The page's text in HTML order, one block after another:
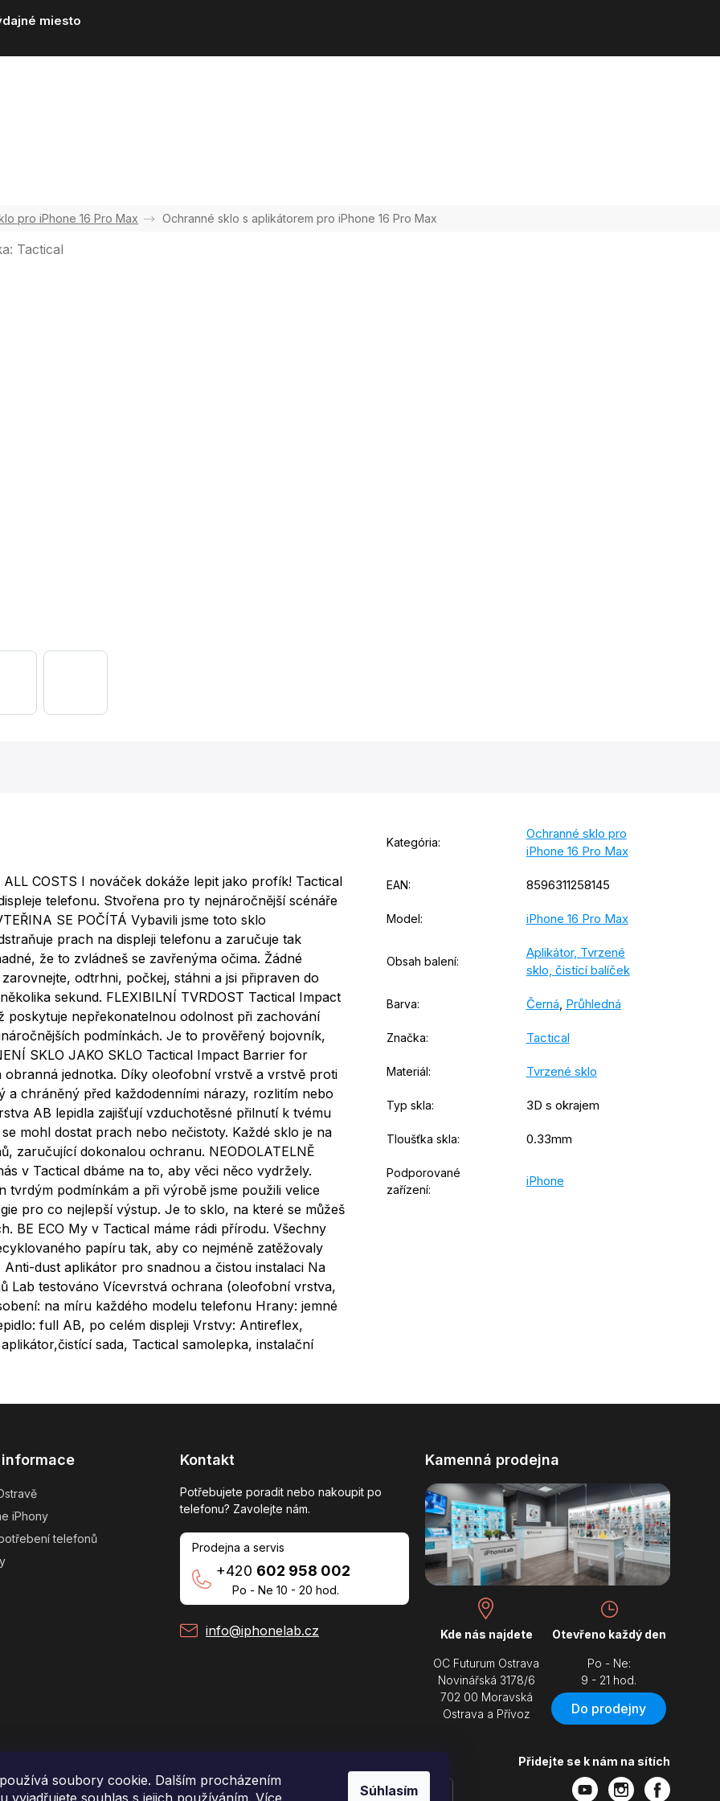
soubory cookie. Dalším procházením
vyjadřujete souhlas s jejich používáním. Více
Súhlasím
miesto
pro iPhone 16 Pro Max Ochranné sklo s aplikátorem pro iPhone 16 Pro Max
Tactical
ALL COSTS I nováček dokáže lepit jako profík! Tactical
telefonu. Stvořena pro ty nejnáročnější scénáře
SE POČÍTÁ Vybavili jsme toto sklo
prach na displeji telefonu a zaručuje tak
že to zvládneš se zavřenýma očima. Žádné
odtrhni, počkej, stáhni a jsi připraven do
sekund. FLEXIBILNÍ TVRDOST Tactical Impact
nepřekonatelnou odolnost při zachování
podmínkách. Je to prověřený bojovník,
SKLO JAKO SKLO Tactical Impact Barrier for
jednotka. Díky oleofobní vrstvě a vrstvě proti
a chráněný před každodenními nárazy, rozlitím nebo
AB lepidla zajišťují vzduchotěsné přilnutí k tvému
mohl dostat prach nebo nečistoty. Každé sklo je na
zaručující dokonalou ochranu. NEODOLATELNĚ
v Tactical dbáme na to, aby věci něco vydržely.
podmínkám a při výrobě jsme použili velice
pro co nejlepší výstup. Je to sklo, na které se můžeš
BE ECO My v Tactical máme rádi přírodu. Všechny
papíru tak, aby co nejméně zatěžovaly
dust aplikátor pro snadnou a čistou instalaci Na
Lab testováno Vícevrstvá ochrana (oleofobní vrstva,
na míru každého modelu telefonu Hrany: jemné
full AB, po celém displeji Vrstvy: Antireflex,
sada, Tactical samolepka, instalační
Kategória:
Ochranné sklo pro
iPhone 16 Pro Max
EAN: 8596311258145
Model: iPhone 16 Pro Max
Obsah balení:
Aplikátor, Tvrzené
sklo, čistící balíček
Barva: Černá Průhledná
Značka: Tactical
Materiál: Tvrzené sklo
Typ skla: 3D s okrajem
Tloušťka skla: 0.33mm
Podporované
zařízení:
iPhone
iPhony
telefonů
Kontakt
Potřebujete poradit nebo nakoupit po
telefonu? Zavolejte nám.
Prodejna a servis
+420 602 958 002
Po - Ne 10 - 20 hod.
info@iphonelab.cz
Kamenná prodejna
Kde nás najdete
OC Futurum Ostrava
Novinářská 3178/6
702 00 Moravská
Ostrava a Přívoz
Otevřeno každý den
Po - Ne:
9 - 21 hod.
Do prodejny
Přidejte se k nám na sítích